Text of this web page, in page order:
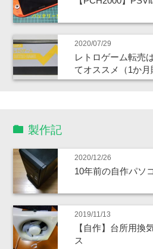
2020/07/29
レトロゲーム転売
てオススメ（1か月
製作記
2020/12/26
10年前の自作パソ
2019/11/13
【自作】台所用換
ス